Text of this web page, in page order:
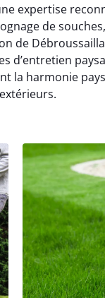
expertise
de
de
d’entretien
la harmonie